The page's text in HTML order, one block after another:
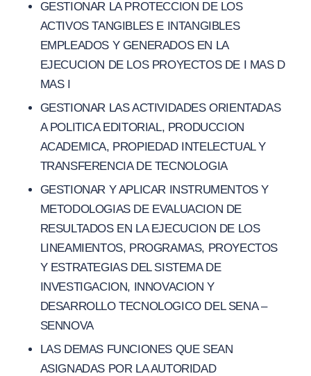
GESTIONAR LA PROTECCION DE LOS
ACTIVOS TANGIBLES E INTANGIBLES
EMPLEADOS Y GENERADOS EN LA
EJECUCION DE LOS PROYECTOS DE I MAS D
MAS I
GESTIONAR LAS ACTIVIDADES ORIENTADAS
A POLITICA EDITORIAL, PRODUCCION
ACADEMICA, PROPIEDAD INTELECTUAL Y
TRANSFERENCIA DE TECNOLOGIA
GESTIONAR Y APLICAR INSTRUMENTOS Y
METODOLOGIAS DE EVALUACION DE
RESULTADOS EN LA EJECUCION DE LOS
LINEAMIENTOS, PROGRAMAS, PROYECTOS
Y ESTRATEGIAS DEL SISTEMA DE
INVESTIGACION, INNOVACION Y
DESARROLLO TECNOLOGICO DEL SENA –
SENNOVA
LAS DEMAS FUNCIONES QUE SEAN
ASIGNADAS POR LA AUTORIDAD